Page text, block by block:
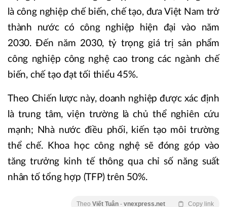
là công nghiệp chế biến, chế tạo, đưa Việt Nam trở
thành nước có công nghiệp hiện đại vào năm
2030. Đến năm 2030, tỷ trọng giá trị sản phẩm
công nghiệp công nghệ cao trong các ngành chế
biến, chế tạo đạt tối thiểu 45%.
Theo Chiến lược này, doanh nghiệp được xác định
là trung tâm, viện trường là chủ thể nghiên cứu
mạnh; Nhà nước điều phối, kiến tạo môi trường
thể chế. Khoa học công nghệ sẽ đóng góp vào
tăng trưởng kinh tế thông qua chỉ số năng suất
nhân tố tổng hợp (TFP) trên 50%.
Theo Viết Tuân - vnexpress.net Copy link